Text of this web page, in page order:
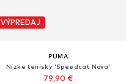
VÝPREDAJ
PUMA
Nízke tenisky 'Speedcat Nova'
79,90 €